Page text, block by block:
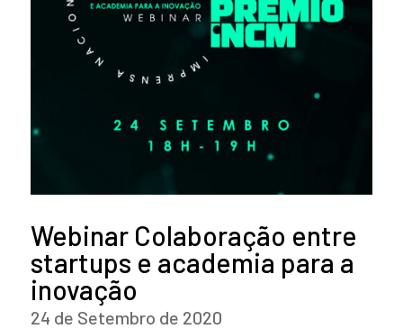
Webinar Colaboração entre
startups e academia para a
inovação
24 de Setembro de 2020